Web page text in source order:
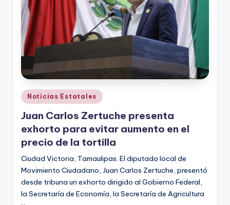
e
s
s
Publicado
en
Noticias Estatales
Juan Carlos Zertuche presenta
exhorto para evitar aumento en el
precio de la tortilla
Ciudad Victoria, Tamaulipas. El diputado local de
Movimiento Ciudadano, Juan Carlos Zertuche, presentó
desde tribuna un exhorto dirigido al Gobierno Federal,
la Secretaría de Economía, la Secretaría de Agricultura